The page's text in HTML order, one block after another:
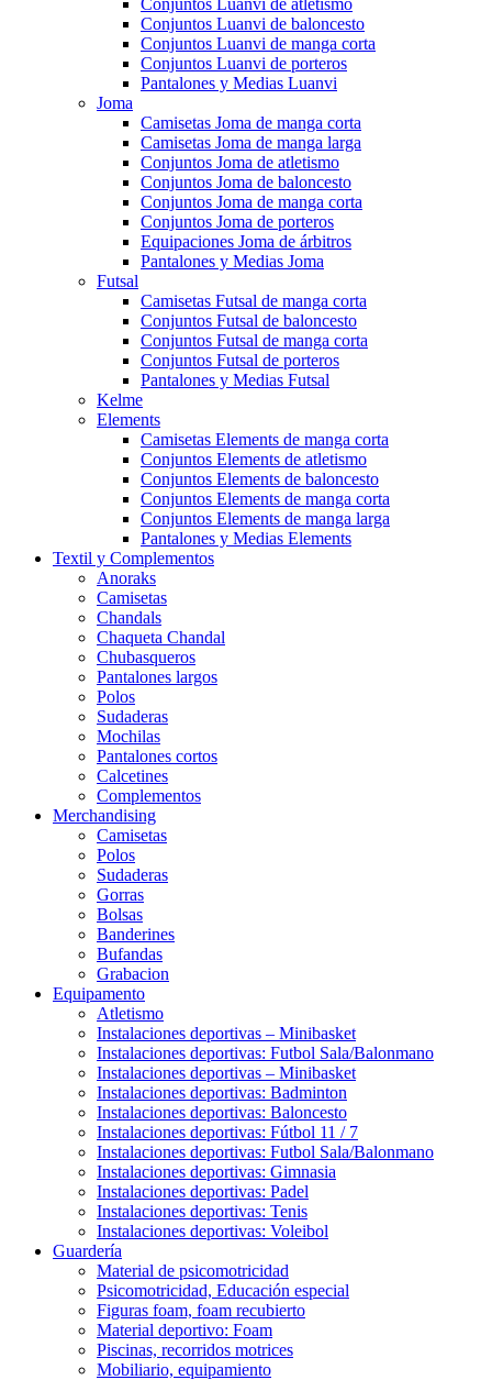
Conjuntos Luanvi de atletismo
Conjuntos Luanvi de baloncesto
Conjuntos Luanvi de manga corta
Conjuntos Luanvi de porteros
Pantalones y Medias Luanvi
Joma
Camisetas Joma de manga corta
Camisetas Joma de manga larga
Conjuntos Joma de atletismo
Conjuntos Joma de baloncesto
Conjuntos Joma de manga corta
Conjuntos Joma de porteros
Equipaciones Joma de árbitros
Pantalones y Medias Joma
Futsal
Camisetas Futsal de manga corta
Conjuntos Futsal de baloncesto
Conjuntos Futsal de manga corta
Conjuntos Futsal de porteros
Pantalones y Medias Futsal
Kelme
Elements
Camisetas Elements de manga corta
Conjuntos Elements de atletismo
Conjuntos Elements de baloncesto
Conjuntos Elements de manga corta
Conjuntos Elements de manga larga
Pantalones y Medias Elements
Textil y Complementos
Anoraks
Camisetas
Chandals
Chaqueta Chandal
Chubasqueros
Pantalones largos
Polos
Sudaderas
Mochilas
Pantalones cortos
Calcetines
Complementos
Merchandising
Camisetas
Polos
Sudaderas
Gorras
Bolsas
Banderines
Bufandas
Grabacion
Equipamento
Atletismo
Instalaciones deportivas – Minibasket
Instalaciones deportivas: Futbol Sala/Balonmano
Instalaciones deportivas – Minibasket
Instalaciones deportivas: Badminton
Instalaciones deportivas: Baloncesto
Instalaciones deportivas: Fútbol 11 / 7
Instalaciones deportivas: Futbol Sala/Balonmano
Instalaciones deportivas: Gimnasia
Instalaciones deportivas: Padel
Instalaciones deportivas: Tenis
Instalaciones deportivas: Voleibol
Guardería
Material de psicomotricidad
Psicomotricidad, Educación especial
Figuras foam, foam recubierto
Material deportivo: Foam
Piscinas, recorridos motrices
Mobiliario, equipamiento